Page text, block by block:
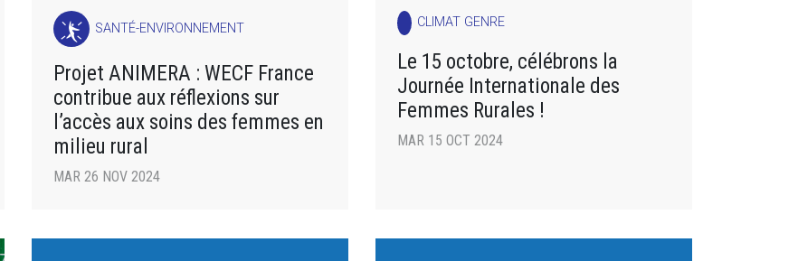
SANTÉ-ENVIRONNEMENT
Projet ANIMERA : WECF France
contribue aux réflexions sur
l’accès aux soins des femmes en
milieu rural
MAR 26 NOV 2024
CLIMAT GENRE
Le 15 octobre, célébrons la
Journée Internationale des
Femmes Rurales !
MAR 15 OCT 2024